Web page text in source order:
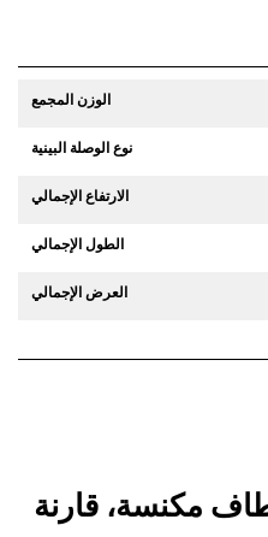
الوزن المجمع
نوع الوصلة البينية
الارتفاع الإجمالي
الطول الإجمالي
العرض الإجمالي
مكنسة، قارنة